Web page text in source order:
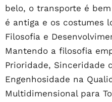
belo, o transporte é
é antiga e os costumes
Filosofia e
Mantendo a filosofia
Prioridade, Sinceridade
Engenhosidade na
Multidimensional para